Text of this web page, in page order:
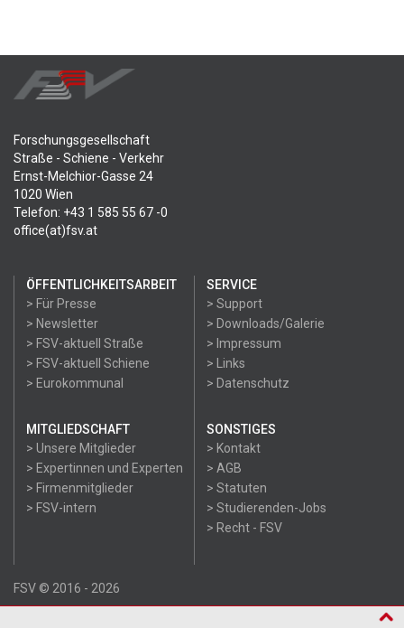
Forschungsgesellschaft
Straße - Schiene - Verkehr
Ernst-Melchior-Gasse 24
1020 Wien
Telefon: +43 1 585 55 67 -0
office(at)fsv.at
ÖFFENTLICHKEITSARBEIT
> Für Presse
> Newsletter
> FSV-aktuell Straße
> FSV-aktuell Schiene
> Eurokommunal
SERVICE
> Support
> Downloads/Galerie
> Impressum
> Links
> Datenschutz
MITGLIEDSCHAFT
> Unsere Mitglieder
> Expertinnen und Experten
> Firmenmitglieder
> FSV-intern
SONSTIGES
> Kontakt
> AGB
> Statuten
> Studierenden-Jobs
> Recht - FSV
FSV © 2016 - 2026